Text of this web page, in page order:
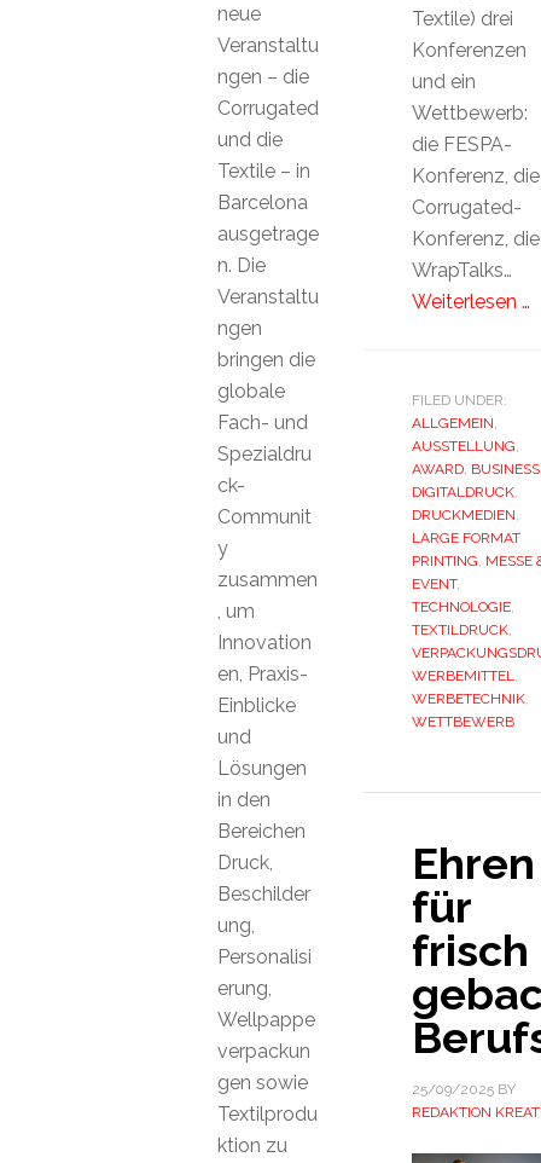
Textile) drei
Konferenzen
und ein
Wettbewerb:
die FESPA-
Konferenz, die
Corrugated-
Konferenz, die
WrapTalks…
Weiterlesen …
FILED UNDER:
ALLGEMEIN
AUSSTELLUNG
AWARD, BUSINESS
DIGITALDRUCK,
DRUCKMEDIEN
LARGE FORMAT
PRINTING MESSE
EVENT,
TECHNOLOGIE,
TEXTILDRUCK,
WERBEMITTEL
WERBETECHNIK,
WETTBEWERB
Ehren
für
frisch
25/09/2025BY
REDAKTION
neue
Veranstaltu
ngen – die
Corrugated
und die
Textile – in
Barcelona
ausgetrage
n. Die
Veranstaltu
ngen
bringen die
globale
Fach- und
Spezialdru
ck-
Communit
y
zusammen
, um
Innovation
en, Praxis-
Einblicke
und
Lösungen
in den
Bereichen
Druck,
Beschilder
ung,
Personalisi
erung,
Wellpappe
verpackun
gen sowie
Textilprodu
ktion zu